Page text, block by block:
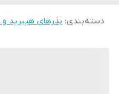
دسته‌بندی: بذرهای هیبرید و